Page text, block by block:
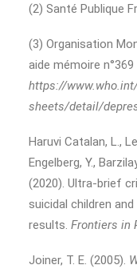
(2) Santé Publique
(3) Organisation
aide mémoire
https://
sheets/detail/
Haruvi Catalan, L.,
Engelberg, Y.,
(2020). Ultra-brief
suicidal children
results. Frontiers in
Joiner, T. E. (2005).